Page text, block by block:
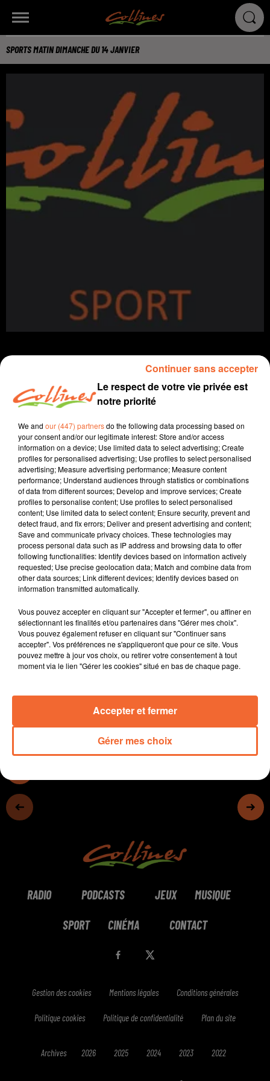
SPORTS MATIN DIMANCHE DU 14 JANVIER
sport info
14 janvier 2024 - 44 min 59 sec
SPORTS MATIN DIMANCHE DU 14 JANVIER
Vincent Nori
Le sport près de chez vous
L'olympisme à l'honneur dans ce SMD à 194 jours des
JO:
- Sébastien Micheau, le sauteur du SBAC, évoque les
échéances à venir.
- Le Bressuirais Ail Goktas, président de la ligue NA de
taekwondo, se réjouit.
Du passage de la flamme dans 140 jours dans les
Deux-Sèvres, avec son sport à l'honneur:
- Côté foot, Vincent Rautureau, l'ancien du FCB,
aujourd'hui au SO Cholet.
- Patrick Olive, l'entraineur du FCB.
- Basket avec le regard de Laurent Vila avant
RADIO PODCASTS JEUX MUSIQUE
SPORT CINÉMA CONTACT
Gestion des cookies Mentions légales Conditions générales
Politique cookies Politique de confidentialité Plan du site
Archives 2026 2025 2024 2023 2022
Le respect de votre vie privée est
notre priorité
We and our (447) partnersdo the following data processing based on
your consent and/or our legitimate interest: Store and/or access
information on a device; Use limited data to select advertising; Create
profiles for personalised advertising; Use profiles to select personalised
advertising; Measure advertising performance; Measure content
performance; Understand audiences through statistics or combinations
of data from different sources; Develop and improve services; Create
profiles to personalise content; Use profiles to select personalised
content; Use limited data to select content; Ensure security, prevent and
detect fraud, and fix errors; Deliver and present advertising and content;
Save and communicate privacy choices. These technologies may
process personal data such as IP address and browsing data to offer
following functionalities: Identify devices based on information actively
requested; Use precise geolocation data; Match and combine data from
other data sources; Link different devices; Identify devices based on
information transmitted automatically.
Vous pouvez accepter en cliquant sur "Accepter et fermer", ou affiner en
sélectionnant les finalités et/ou partenaires dans "Gérer mes choix".
Vous pouvez également refuser en cliquant sur "Continuer sans
accepter". Vos préférences ne s'appliqueront que pour ce site. Vous
pouvez mettre à jour vos choix, ou retirer votre consentement à tout
moment via le lien "Gérer les cookies" situé en bas de chaque page.
Gérer mes choix
Accepter et fermer
Continuer sans accepter